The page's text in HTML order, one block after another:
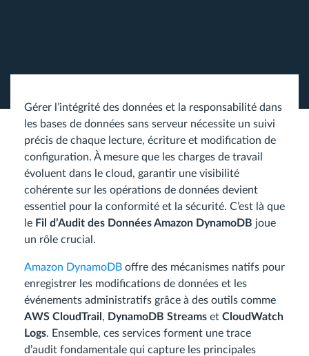
Gérer l’intégrité des données et la responsabilité dans
les bases de données sans serveur nécessite un suivi
précis de chaque lecture, écriture et modification de
configuration. À mesure que les charges de travail
évoluent dans le cloud, garantir une visibilité
cohérente sur les opérations de données devient
essentiel pour la conformité et la sécurité. C’est là que
le Fil d’Audit des Données Amazon DynamoDB joue
un rôle crucial.
Amazon DynamoDB offre des mécanismes natifs pour
enregistrer les modifications de données et les
événements administratifs grâce à des outils comme
AWS CloudTrail , DynamoDB Streams et CloudWatch
Logs. Ensemble, ces services forment une trace
d’audit fondamentale qui capture les principales